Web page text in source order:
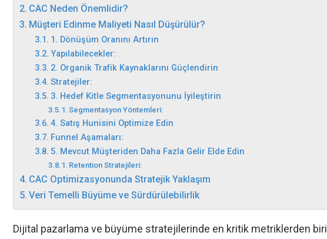
CAC Neden Önemlidir?
Müşteri Edinme Maliyeti Nasıl Düşürülür?
1. Dönüşüm Oranını Artırın
Yapılabilecekler:
2. Organik Trafik Kaynaklarını Güçlendirin
Stratejiler:
3. Hedef Kitle Segmentasyonunu İyileştirin
Segmentasyon Yöntemleri:
4. Satış Hunisini Optimize Edin
Funnel Aşamaları:
5. Mevcut Müşteriden Daha Fazla Gelir Elde Edin
Retention Stratejileri:
CAC Optimizasyonunda Stratejik Yaklaşım
Veri Temelli Büyüme ve Sürdürülebilirlik
Dijital pazarlama ve büyüme stratejilerinde en kritik metriklerden biri